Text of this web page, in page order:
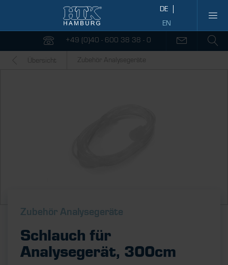
+49 (0)40 - 600 38 38 - 0
Übersicht Zubehör Analysegeräte
Zubehör Analysegeräte
Schlauch für
Analysegerät, 300cm